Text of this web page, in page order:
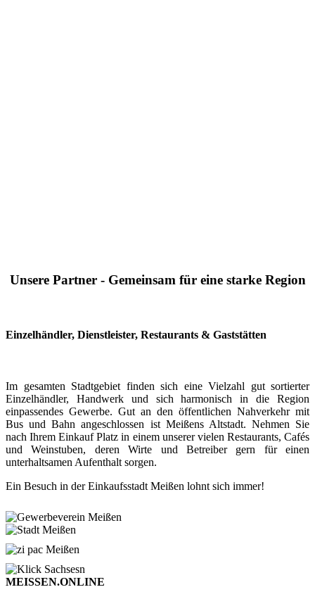
Unsere Partner - Gemeinsam für eine starke Region
Einzelhändler, Dienstleister, Restaurants & Gaststätten
Im gesamten Stadtgebiet finden sich eine Vielzahl gut sortierter
Einzelhändler, Handwerk und sich harmonisch in die Region
einpassendes Gewerbe. Gut an den öffentlichen Nahverkehr mit
Bus und Bahn angeschlossen ist Meißens Altstadt. Nehmen Sie
nach Ihrem Einkauf Platz in einem unserer vielen Restaurants, Cafés
und Weinstuben, deren Wirte und Betreiber gern für einen
unterhaltsamen Aufenthalt sorgen.
Ein Besuch in der Einkaufsstadt Meißen lohnt sich immer!
MEISSEN.ONLINE